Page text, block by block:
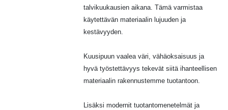
talvikuukausien aikana. Tämä varmistaa
käytettävän materiaalin lujuuden ja
kestävyyden.
Kuusipuun vaalea väri, vähäoksaisuus ja
hyvä työstettävyys tekevät siitä ihanteellisen
materiaalin rakennustemme tuotantoon.
Lisäksi modernit tuotantomenetelmät ja